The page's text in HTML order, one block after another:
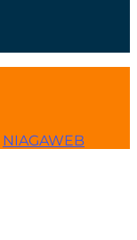
NIAGAWEB